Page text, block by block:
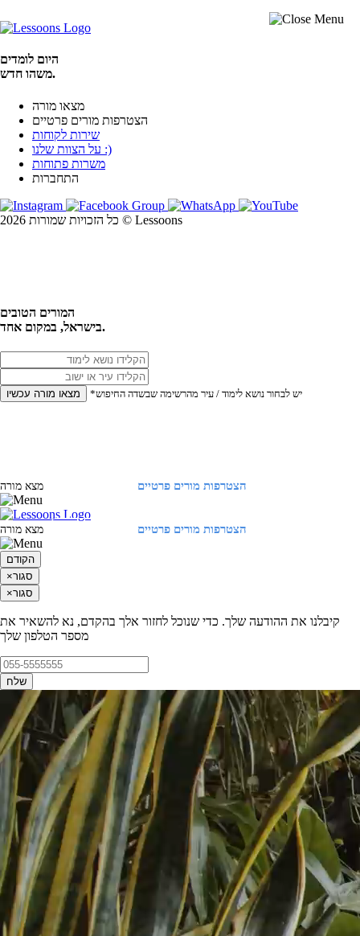
היום לומדים
משהו חדש.
מצאו מורה
הצטרפות מורים פרטיים
שירות לקוחות
על הצוות שלנו :)
משרות פתוחות
התחברות
כל הזכויות שמורות 2026 © Lessoons
המורים הטובים
בישראל, במקום אחד.
מצאו מורה עכשיו *יש לבחור נושא לימוד / עיר מהרשימה שבשדה החיפוש
הצטרפות מורים פרטיים מצא מורה
הצטרפות מורים פרטיים מצא מורה
הקודם
×סגור
×סגור
קיבלנו את ההודעה שלך. כדי שנוכל לחזור אלך בהקדם, נא להשאיר את
מספר הטלפון שלך
שלח